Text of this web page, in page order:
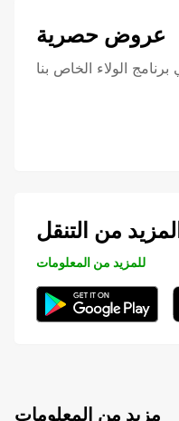
عروض حصرية
الولاء الخاص بنا
من التنقل
للمزيد من المعلومات
مزيد من المعلومات